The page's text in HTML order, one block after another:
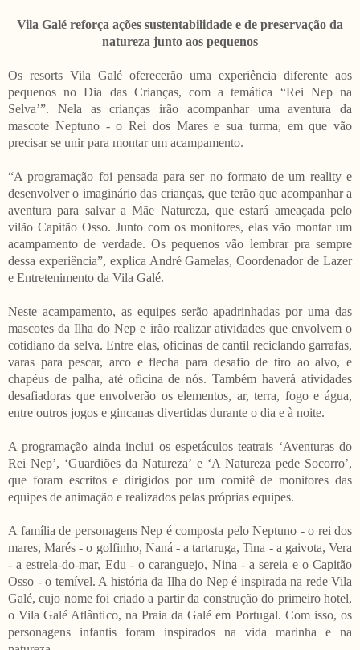
Vila Galé reforça ações sustentabilidade e de preservação da
natureza junto aos pequenos
Os resorts Vila Galé oferecerão uma experiência diferente aos
pequenos no Dia das Crianças, com a temática “Rei Nep na
Selva’”. Nela as crianças irão acompanhar uma aventura da
mascote Neptuno - o Rei dos Mares e sua turma, em que vão
precisar se unir para montar um acampamento.
“A programação foi pensada para ser no formato de um reality e
desenvolver o imaginário das crianças, que terão que acompanhar a
aventura para salvar a Mãe Natureza, que estará ameaçada pelo
vilão Capitão Osso. Junto com os monitores, elas vão montar um
acampamento de verdade. Os pequenos vão lembrar pra sempre
dessa experiência”, explica André Gamelas, Coordenador de Lazer
e Entretenimento da Vila Galé.
Neste acampamento, as equipes serão apadrinhadas por uma das
mascotes da Ilha do Nep e irão realizar atividades que envolvem o
cotidiano da selva. Entre elas, oficinas de cantil reciclando garrafas,
varas para pescar, arco e flecha para desafio de tiro ao alvo, e
chapéus de palha, até oficina de nós. Também haverá atividades
desafiadoras que envolverão os elementos, ar, terra, fogo e água,
entre outros jogos e gincanas divertidas durante o dia e à noite.
A programação ainda inclui os espetáculos teatrais ‘Aventuras do
Rei Nep’, ‘Guardiões da Natureza’ e ‘A Natureza pede Socorro’,
que foram escritos e dirigidos por um comitê de monitores das
equipes de animação e realizados pelas próprias equipes.
A família de personagens Nep é composta pelo Neptuno - o rei dos
mares, Marés - o golfinho, Naná - a tartaruga, Tina - a gaivota, Vera
- a estrela-do-mar, Edu - o caranguejo, Nina - a sereia e o Capitão
Osso - o temível. A história da Ilha do Nep é inspirada na rede Vila
Galé, cujo nome foi criado a partir da construção do primeiro hotel,
o Vila Galé Atlântico, na Praia da Galé em Portugal. Com isso, os
personagens infantis foram inspirados na vida marinha e na